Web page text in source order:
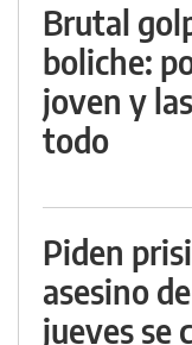
Brutal
boliche:
joven y
todo
Piden
asesino
jueves se